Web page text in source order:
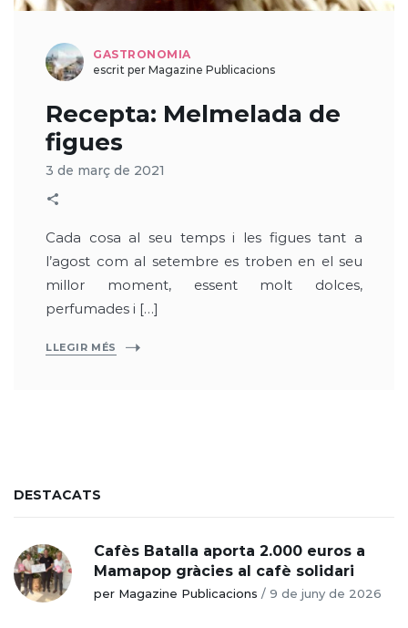
GASTRONOMIA
escrit per Magazine Publicacions
Recepta: Melmelada de
figues
3 de març de 2021
Cada cosa al seu temps i les figues tant a
l’agost com al setembre es troben en el seu
millor moment, essent molt dolces,
perfumades i […]
LLEGIR MÉS
DESTACATS
Cafès Batalla aporta 2.000 euros a
Mamapop gràcies al cafè solidari
per Magazine Publicacions / 9 de juny de 2026